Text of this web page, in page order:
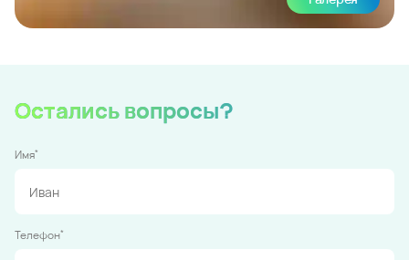
Остались вопросы?
Имя*
Телефон*